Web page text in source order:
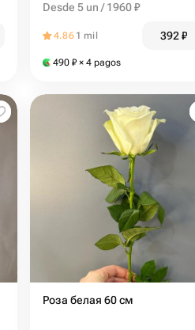
Desde 5 un / 1960 ₽
4.86 1 mil 392₽
490 ₽ × 4 pagos
Роза белая 60 см